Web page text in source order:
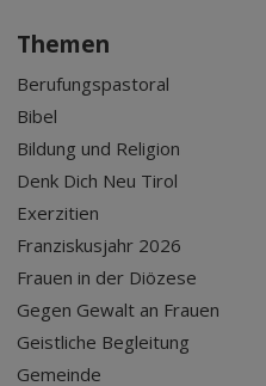
Themen
Berufungspastoral
Bibel
Bildung und Religion
Denk Dich Neu Tirol
Exerzitien
Franziskusjahr 2026
Frauen in der Diözese
Gegen Gewalt an Frauen
Geistliche Begleitung
Gemeinde